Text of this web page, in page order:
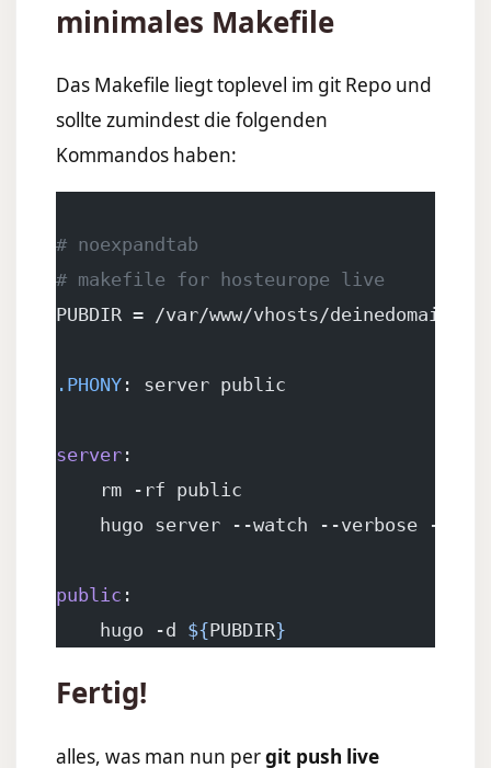
minimales Makefile
Das Makefile liegt toplevel im git Repo und
sollte zumindest die folgenden
Kommandos haben:
# noexpandtab
# makefile for hosteurope live
PUBDIR = /var/www/vhosts/deinedomain/
.PHONY : server public
server :
    rm -rf public
    hugo server --watch --verbose -D -F
public :
    hugo -d
${PUBDIR}
Fertig!
alles, was man nun pergit push live